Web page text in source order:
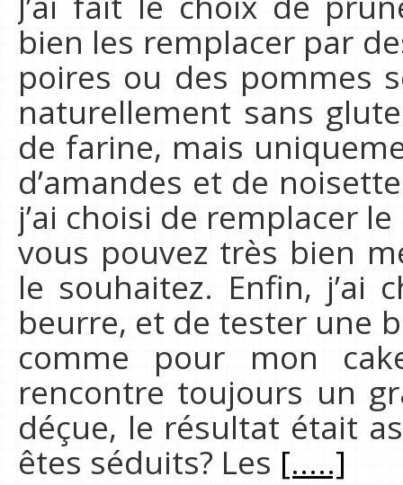
bien les remplacer par
poires ou des pommes
naturellement sans
de farine, mais
d’amandes et de
j’ai choisi de remplacer
vous pouvez très bien
le souhaitez. Enfin, j’ai
beurre, et de tester une
comme pour mon
rencontre toujours un
déçue, le résultat était
êtes séduits? Les [.....]